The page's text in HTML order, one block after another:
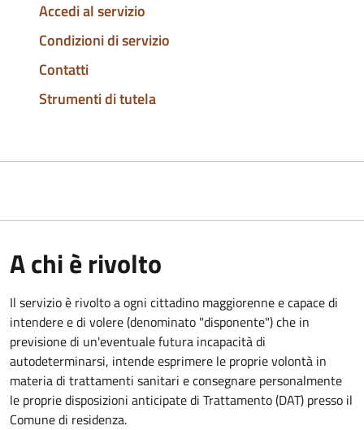
Accedi al servizio
Condizioni di servizio
Contatti
Strumenti di tutela
A chi è rivolto
Il servizio è rivolto a ogni cittadino maggiorenne e capace di
intendere e di volere (denominato "disponente") che in
previsione di un'eventuale futura incapacità di
autodeterminarsi, intende esprimere le proprie volontà in
materia di trattamenti sanitari e consegnare personalmente
le proprie disposizioni anticipate di Trattamento (DAT) presso il
Comune di residenza.